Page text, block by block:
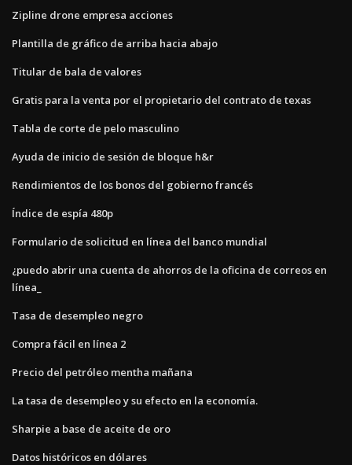
Zipline drone empresa acciones
Plantilla de gráfico de arriba hacia abajo
Titular de bala de valores
Gratis para la venta por el propietario del contrato de texas
Tabla de corte de pelo masculino
Ayuda de inicio de sesión de bloque h&r
Rendimientos de los bonos del gobierno francés
Índice de espía 480p
Formulario de solicitud en línea del banco mundial
¿puedo abrir una cuenta de ahorros de la oficina de correos en
línea_
Tasa de desempleo negro
Compra fácil en línea 2
Precio del petróleo mentha mañana
La tasa de desempleo y su efecto en la economía.
Sharpie a base de aceite de oro
Datos históricos en dólares